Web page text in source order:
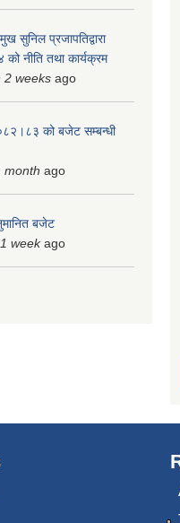
सुनिल प्रजापतिद्वारा
नीति तथा कार्यक्रम
2 weeks ago
को बजेट सम्बन्धी
month ago
बजेट
weekago